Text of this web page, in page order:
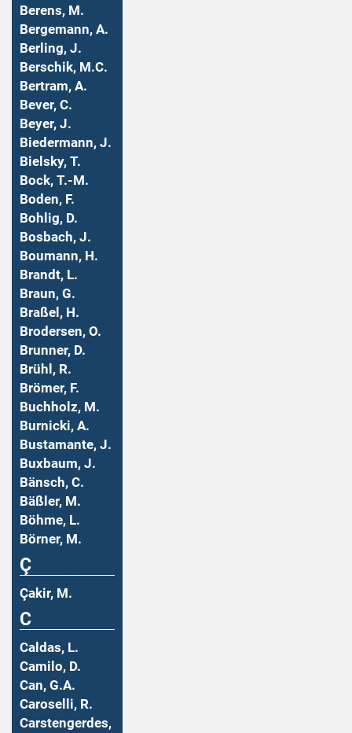
Berens, M.
Bergemann, A.
Berling, J.
Berschik, M.C.
Bertram, A.
Bever, C.
Beyer, J.
Biedermann, J.
Bielsky, T.
Bock, T.-M.
Boden, F.
Bohlig, D.
Bosbach, J.
Boumann, H.
Brandt, L.
Braun, G.
Braßel, H.
Brodersen, O.
Brunner, D.
Brühl, R.
Brömer, F.
Buchholz, M.
Burnicki, A.
Bustamante, J.
Buxbaum, J.
Bänsch, C.
Bäßler, M.
Böhme, L.
Börner, M.
Ç
Çakir, M.
C
Caldas, L.
Camilo, D.
Can, G.A.
Caroselli, R.
Carstengerdes,